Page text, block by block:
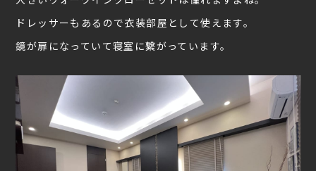
ドレッサーもあるので衣装部屋として使えます。
鏡が扉になっていて寝室に繋がっています。